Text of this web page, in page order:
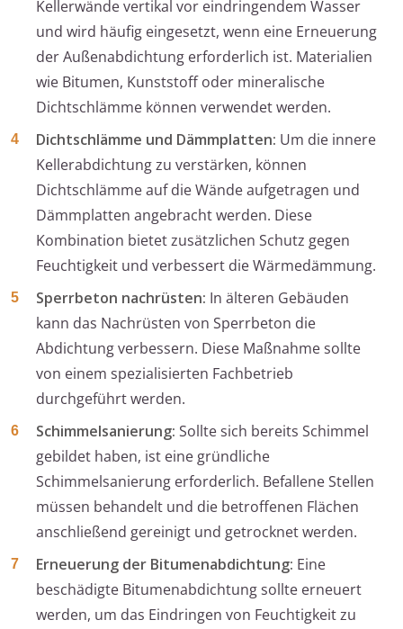
Kellerwände vertikal vor eindringendem Wasser
und wird häufig eingesetzt, wenn eine Erneuerung
der Außenabdichtung erforderlich ist. Materialien
wie Bitumen, Kunststoff oder mineralische
Dichtschlämme können verwendet werden.
Dichtschlämme und Dämmplatten: Um die innere
Kellerabdichtung zu verstärken, können
Dichtschlämme auf die Wände aufgetragen und
Dämmplatten angebracht werden. Diese
Kombination bietet zusätzlichen Schutz gegen
Feuchtigkeit und verbessert die Wärmedämmung.
Sperrbeton nachrüsten: In älteren Gebäuden
kann das Nachrüsten von Sperrbeton die
Abdichtung verbessern. Diese Maßnahme sollte
von einem spezialisierten Fachbetrieb
durchgeführt werden.
Schimmelsanierung: Sollte sich bereits Schimmel
gebildet haben, ist eine gründliche
Schimmelsanierung erforderlich. Befallene Stellen
müssen behandelt und die betroffenen Flächen
anschließend gereinigt und getrocknet werden.
Erneuerung der Bitumenabdichtung: Eine
beschädigte Bitumenabdichtung sollte erneuert
werden, um das Eindringen von Feuchtigkeit zu